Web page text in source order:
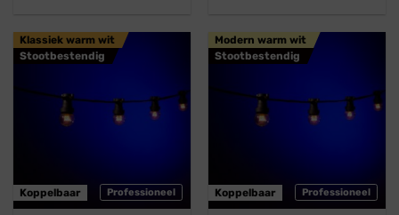
Professioneel
Klassiek warm wit
Stootbestendig
Koppelbaar Professioneel
Modern warm wit
Stootbestendig
Koppelbaar